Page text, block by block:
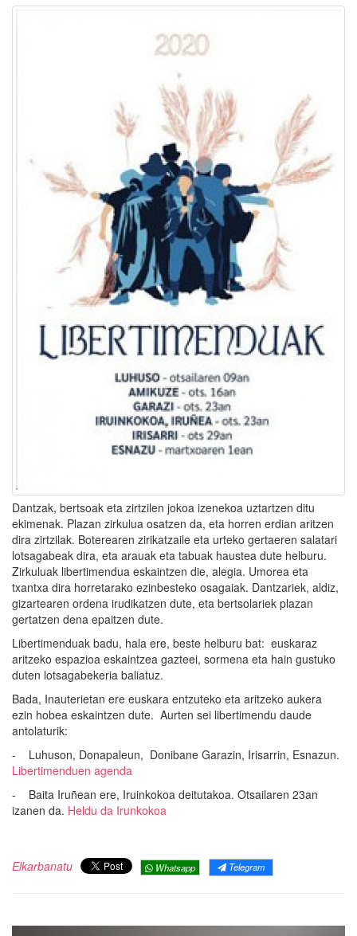
Dantzak, bertsoak eta zirtzilen jokoa izenekoa uztartzen ditu
ekimenak. Plazan zirkulua osatzen da, eta horren erdian aritzen
dira zirtzilak. Boterearen zirikatzaile eta urteko gertaeren salatari
lotsagabeak dira, eta arauak eta tabuak haustea dute helburu.
Zirkuluak libertimendua eskaintzen die, alegia. Umorea eta
txantxa dira horretarako ezinbesteko osagaiak. Dantzariek, aldiz,
gizartearen ordena irudikatzen dute, eta bertsolariek plazan
gertatzen dena epaitzen dute.
Libertimenduak badu, hala ere, beste helburu bat: euskaraz
aritzeko espazioa eskaintzea gazteei, sormena eta hain gustuko
duten lotsagabekeria baliatuz.
Bada, Inauterietan ere euskara entzuteko eta aritzeko aukera
ezin hobea eskaintzen dute. Aurten sei libertimendu daude
antolaturik:
- Luhuson, Donapaleun, Donibane Garazin, Irisarrin, Esnazun.
Libertimenduen agenda
- Baita Iruñean ere, Iruinkokoa deitutakoa. Otsailaren 23an
izanen da. Heldu da Irunkokoa
Elkarbanatu Whatsapp Telegram